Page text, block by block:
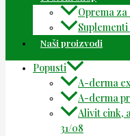
Oprema
Naši proizvodi
Popusti
A-derma
A-derma
Alivit cink,
31/08